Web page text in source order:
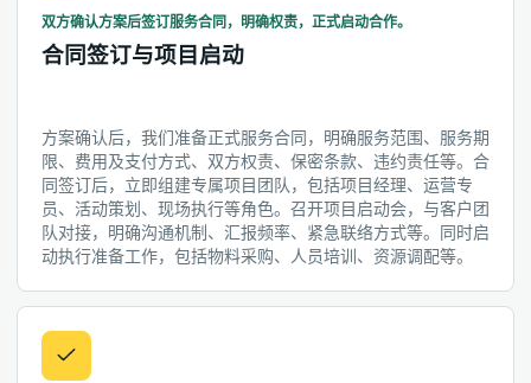
双方确认方案后签订服务合同，明确权责，正式启动合作。
合同签订与项目启动
方案确认后，我们准备正式服务合同，明确服务范围、服务期
限、费用及支付方式、双方权责、保密条款、违约责任等。合
同签订后，立即组建专属项目团队，包括项目经理、运营专
员、活动策划、现场执行等角色。召开项目启动会，与客户团
队对接，明确沟通机制、汇报频率、紧急联络方式等。同时启
动执行准备工作，包括物料采购、人员培训、资源调配等。